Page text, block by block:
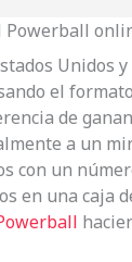
Powerball
Unidos
el
de
a un
con un
en una caja